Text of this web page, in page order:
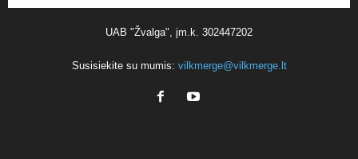
UAB "Žvalga", įm.k. 302447202
Susisiekite su mumis: vilkmerge@vilkmerge.lt